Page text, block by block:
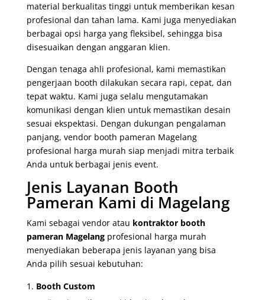
material berkualitas tinggi untuk memberikan kesan
profesional dan tahan lama. Kami juga menyediakan
berbagai opsi harga yang fleksibel, sehingga bisa
disesuaikan dengan anggaran klien.
Dengan tenaga ahli profesional, kami memastikan
pengerjaan booth dilakukan secara rapi, cepat, dan
tepat waktu. Kami juga selalu mengutamakan
komunikasi dengan klien untuk memastikan desain
sesuai ekspektasi. Dengan dukungan pengalaman
panjang, vendor booth pameran Magelang
profesional harga murah siap menjadi mitra terbaik
Anda untuk berbagai jenis event.
Jenis Layanan Booth
Pameran Kami di Magelang
Kami sebagai vendor atau kontraktor booth
pameran Magelangprofesional harga murah
menyediakan beberapa jenis layanan yang bisa
Anda pilih sesuai kebutuhan:
Booth Custom